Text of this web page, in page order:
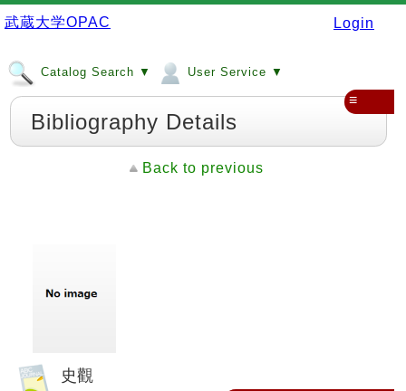
武蔵大学OPAC Login
Catalog Search ▼ User Service ▼
≡
Bibliography Details
Back to previous
史觀